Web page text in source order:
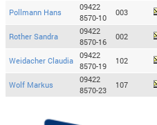
Pollmann Hans
09422
8570-10
003
Rother Sandra
09422
8570-16
002
Weidacher Claudia
09422
8570-19
102
Wolf Markus
09422
8570-23
107